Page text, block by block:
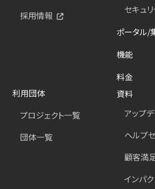
採用情報
セキュ
ポータル/
機能
料金
利用団体
プロジェクト一覧
団体一覧
資料
アップ
ヘルプ
顧客満
インパ